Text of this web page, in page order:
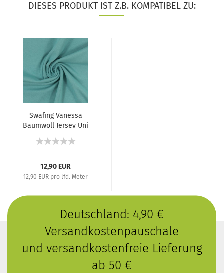
DIESES PRODUKT IST Z.B. KOMPATIBEL ZU:
Swafing Vanessa
Baumwoll Jersey Uni
12,90 EUR
12,90 EUR pro lfd. Meter
Deutschland: 4,90 €
Versandkostenpauschale
und versandkostenfreie Lieferung
ab 50 €